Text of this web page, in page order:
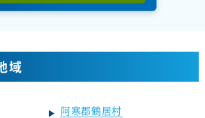
域
阿寒郡鶴居村